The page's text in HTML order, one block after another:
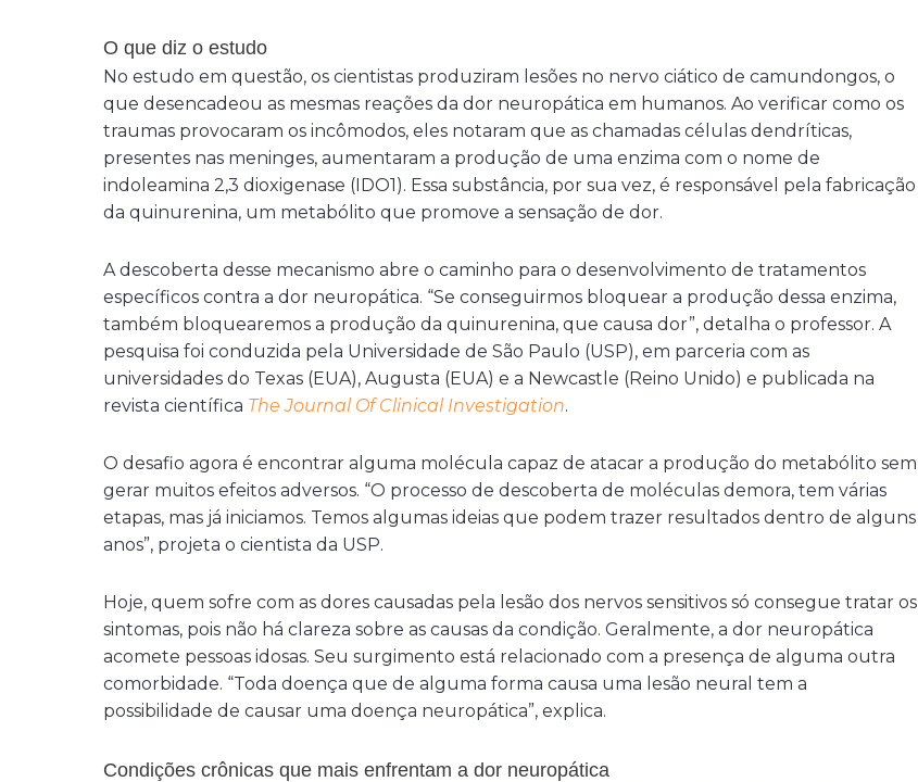
O que diz o estudo
No estudo em questão, os cientistas produziram lesões no nervo ciático de camundongos, o
que desencadeou as mesmas reações da dor neuropática em humanos. Ao verificar como os
traumas provocaram os incômodos, eles notaram que as chamadas células dendríticas,
presentes nas meninges, aumentaram a produção de uma enzima com o nome de
indoleamina 2,3 dioxigenase (IDO1). Essa substância, por sua vez, é responsável pela fabricação
da quinurenina, um metabólito que promove a sensação de dor.
A descoberta desse mecanismo abre o caminho para o desenvolvimento de tratamentos
específicos contra a dor neuropática. “Se conseguirmos bloquear a produção dessa enzima,
também bloquearemos a produção da quinurenina, que causa dor”, detalha o professor. A
pesquisa foi conduzida pela Universidade de São Paulo (USP), em parceria com as
universidades do Texas (EUA), Augusta (EUA) e a Newcastle (Reino Unido) e publicada na
revista científica The Journal Of Clinical Investigation.
O desafio agora é encontrar alguma molécula capaz de atacar a produção do metabólito sem
gerar muitos efeitos adversos. “O processo de descoberta de moléculas demora, tem várias
etapas, mas já iniciamos. Temos algumas ideias que podem trazer resultados dentro de alguns
anos”, projeta o cientista da USP.
Hoje, quem sofre com as dores causadas pela lesão dos nervos sensitivos só consegue tratar os
sintomas, pois não há clareza sobre as causas da condição. Geralmente, a dor neuropática
acomete pessoas idosas. Seu surgimento está relacionado com a presença de alguma outra
comorbidade. “Toda doença que de alguma forma causa uma lesão neural tem a
possibilidade de causar uma doença neuropática”, explica.
Condições crônicas que mais enfrentam a dor neuropática